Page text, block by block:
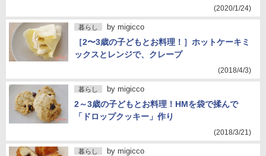
(2020/1/24)
暮らし by migicco
［2〜3歳の子どもとお料理！］ホットケーキミ
ックスとレンジで、クレープ
(2018/4/3)
暮らし by migicco
2～3歳の子どもとお料理！HMを袋で揉んで
「ドロップクッキー」作り
(2018/3/21)
暮らし by migicco